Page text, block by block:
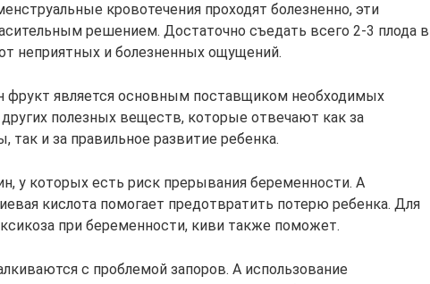
кровотечения проходят болезненно, эти
решением. Достаточно съедать всего 2-3 плода в
неприятных и болезненных ощущений.
является основным поставщиком необходимых
полезных веществ, которые отвечают как за
и за правильное развитие ребенка.
у которых есть риск прерывания беременности. А
кислота помогает предотвратить потерю ребенка. Для
при беременности, киви также поможет.
с проблемой запоров. А использование